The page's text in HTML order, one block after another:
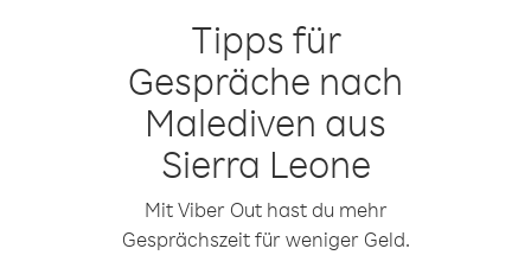
Tipps für
Gespräche nach
Malediven aus
Sierra Leone
Mit Viber Out hast du mehr
Gesprächszeit für weniger Geld.